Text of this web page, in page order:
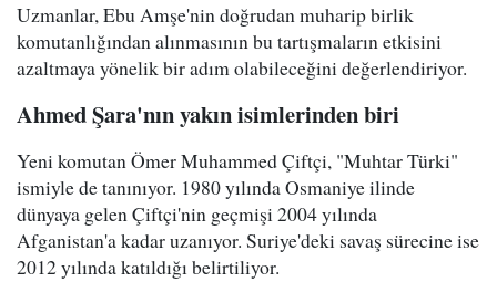
Uzmanlar, Ebu Amşe'nin doğrudan muharip birlik
komutanlığından alınmasının bu tartışmaların etkisini
azaltmaya yönelik bir adım olabileceğini değerlendiriyor.
Ahmed Şara'nın yakın isimlerinden biri
Yeni komutan Ömer Muhammed Çiftçi, "Muhtar Türki"
ismiyle de tanınıyor. 1980 yılında Osmaniye ilinde
dünyaya gelen Çiftçi'nin geçmişi 2004 yılında
Afganistan'a kadar uzanıyor. Suriye'deki savaş sürecine ise
2012 yılında katıldığı belirtiliyor.